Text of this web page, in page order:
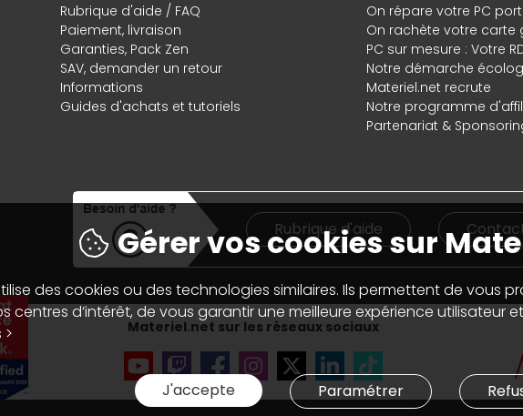
Rubrique d'aide / FAQ
Paiement, livraison
Garanties, Pack Zen
SAV, demander un retour
Informations
Guides d'achats et tutoriels
On répare votre PC
On rachète votre carte
PC sur mesure : Votre
Notre démarche
Materiel.net recrute
Notre programme
Partenariat &
Rubrique d'aide
Materiel.net sur les réseaux sociaux
Gérer vos cookies sur
des cookies ou des technologies similaires. Ils permettent de vous
centres d’intérêt, de vous garantir une meilleure expérience utilisateur
J'accepte Paramétrer